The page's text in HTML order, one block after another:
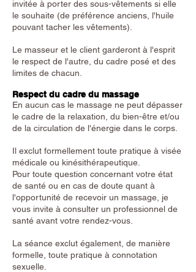
invitée à porter des sous-vêtements si elle
le souhaite (de préférence anciens, l'huile
pouvant tacher les vêtements).
Le masseur et le client garderont à l'esprit
le respect de l'autre, du cadre posé et des
limites de chacun.
Respect du cadre du massage
En aucun cas le massage ne peut dépasser
le cadre de la relaxation, du bien-être et/ou
de la circulation de l'énergie dans le corps.
Il exclut formellement toute pratique à visée
médicale ou kinésithérapeutique.
Pour toute question concernant votre état
de santé ou en cas de doute quant à
l'opportunité de recevoir un massage, je
vous invite à consulter un professionnel de
santé avant votre rendez-vous.
La séance exclut également, de manière
formelle, toute pratique à connotation
sexuelle.